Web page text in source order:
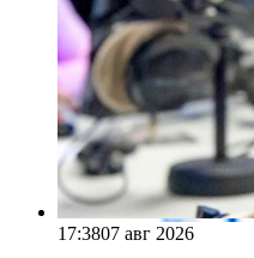
17:3807 авг 2026